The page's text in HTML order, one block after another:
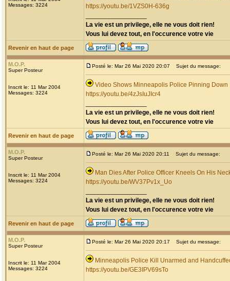
Messages: 3224
https://youtu.be/1VZS0H-636g
La vie est un privilege, elle ne vous doit rien!
Vous lui devez tout, en l'occurence votre vie
Revenir en haut de page
M.O.P.
Super Posteur
Inscrit le: 11 Mar 2004
Messages: 3224
Posté le: Mar 26 Mai 2020 20:07 Sujet du message:
Video Shows Minneapolis Police Pinning
https://youtu.be/4zJsIuJIcr4
La vie est un privilege, elle ne vous doit rien!
Vous lui devez tout, en l'occurence votre vie
Revenir en haut de page
M.O.P.
Super Posteur
Inscrit le: 11 Mar 2004
Messages: 3224
Posté le: Mar 26 Mai 2020 20:11 Sujet du message:
Man Dies After Police Officer Kneels On His
https://youtu.be/WV37Pv1x_Uo
La vie est un privilege, elle ne vous doit rien!
Vous lui devez tout, en l'occurence votre vie
Revenir en haut de page
M.O.P.
Super Posteur
Inscrit le: 11 Mar 2004
Messages: 3224
Posté le: Mar 26 Mai 2020 20:17 Sujet du message:
Minneapolis Police Kill Unarmed and
https://youtu.be/GE3IPV69sTo